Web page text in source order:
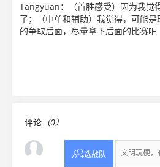
Tangyuan：（首胜感受）因为我觉
了；（中单和辅助）我觉得，可能
的争取后面，尽量拿下后面的比赛吧
评论 （0）
选战队